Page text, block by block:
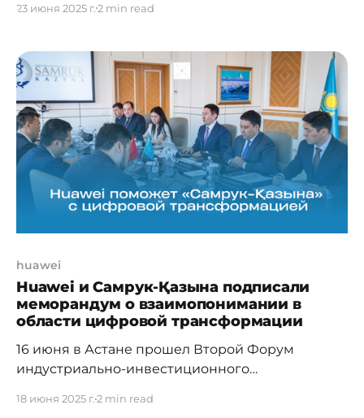
Афганистана. В столице Монголии
из немногих мероприятий, способных
объединить представителей столь обширного
и разнородного пространства на одной
площадке. Форум собрал более 300 гостей,
включая свыше 75 международных спикеров
23 июня 2025 г.2 min read
huawei
Huawei и Самрук-Қазына подписали
меморандум о взаимопонимании в
области цифровой трансформации
16 июня в Астане прошел Второй Форум
индустриально-инвестиционного
18 июня 2025 г.2 min read